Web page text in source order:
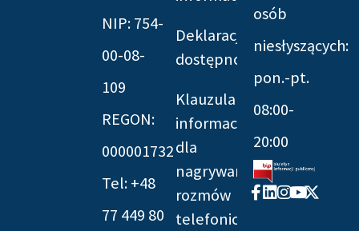
NIP: 754-
00-08-
109
REGON:
000001732
Tel: +48
77 449 80
Deklaracja
dostępności
Klauzula
informacyjna
dla
nagrywania
rozmów
telefonicznych
osób
niesłyszących:
pon.-pt.
08:00-
20:00
Facebook-
f
Linkedin
Instagram
Youtube
X-
twitter